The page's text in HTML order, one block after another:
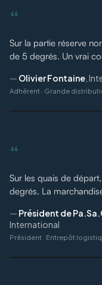
“
Sur la partie réserve
de 5 degrés. Un vrai
— Olivier Fontaine
Adhérent · Grande
“
Sur les quais de
degrés. La
— Président de
International
Président · Entrepôt